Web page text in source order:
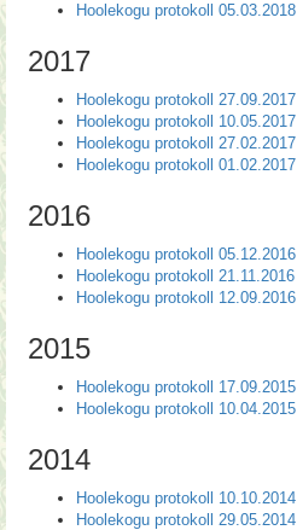
Hoolekogu protokoll 05.03.2018
2017
Hoolekogu protokoll 27.09.2017
Hoolekogu protokoll 10.05.2017
Hoolekogu protokoll 27.02.2017
Hoolekogu protokoll 01.02.2017
2016
Hoolekogu protokoll 05.12.2016
Hoolekogu protokoll 21.11.2016
Hoolekogu protokoll 12.09.2016
2015
Hoolekogu protokoll 17.09.2015
Hoolekogu protokoll 10.04.2015
2014
Hoolekogu protokoll 10.10.2014
Hoolekogu protokoll 29.05.2014